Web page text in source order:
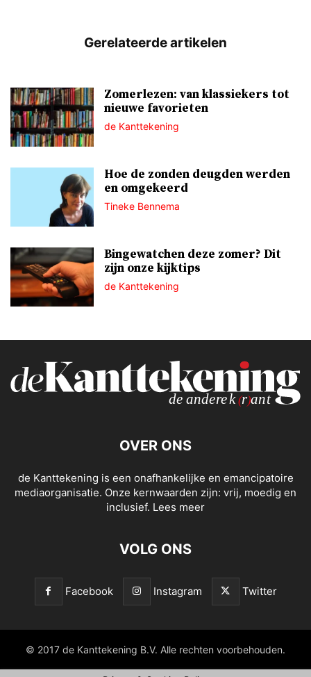
Zomerlezen: van klassiekers tot
nieuwe favorieten
de Kanttekening
Hoe de zonden deugden werden
en omgekeerd
Tineke Bennema
Bingewatchen deze zomer? Dit
zijn onze kijktips
de Kanttekening
OVER ONS
de Kanttekening is een onafhankelijke en emancipatoire
mediaorganisatie. Onze kernwaarden zijn: vrij, moedig en
inclusief. Lees meer
VOLG ONS
Facebook Instagram Twitter
© 2017 de Kanttekening B.V. Alle rechten voorbehouden.